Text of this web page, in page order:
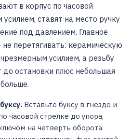
в корпус по часовой
ставят на место ручку
под давлением. Главное
не перетягивать: керамическую
усилием, а резьбу
до остановки плюс небольшая
Вставьте буксу в гнездо и
часовой стрелке до упора,
на четверть оборота.